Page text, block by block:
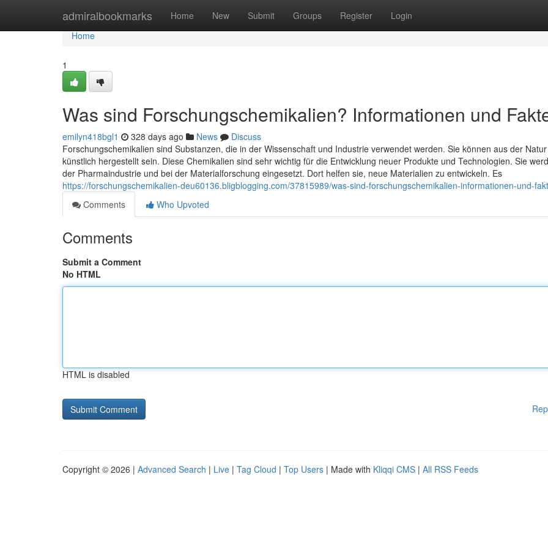
admiralbookmarks Home New Submit Groups Register Login
Home
Home
1
Was sind Forschungschemikalien? Informationen und
emilyn418bgl1 328 days ago News
Discuss
Forschungschemikalien sind Substanzen, die in der Wissenschaft und Industrie verwendet werden. Sie können aus der
künstlich hergestellt sein. Diese Chemikalien sind sehr wichtig für die Entwicklung neuer Produkte und Technologien. Sie
der Pharmaindustrie und bei der Materialforschung eingesetzt. Dort helfen sie, neue Materialien zu entwickeln. Es
https://forschungschemikalien-deu60136.bligblogging.com/37815989/was-sind-forschungschemikalien-informationen-und-
Comments
Who Upvoted
Comments
Submit a Comment
No HTML
HTML is disabled
Copyright © 2026 | Advanced Search | Live | Tag Cloud | Top Users | Made with Kliqqi CMS | All RSS Feeds